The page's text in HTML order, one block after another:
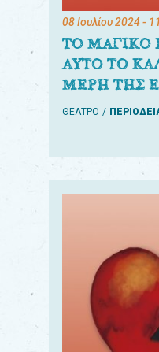
08 Ιουλίου 2024-
ΤΟ ΜΑΓΙΚΟ
ΑΥΤΟ ΤΟ
ΜΕΡΗ ΤΗΣ
ΘΕΑΤΡΟ